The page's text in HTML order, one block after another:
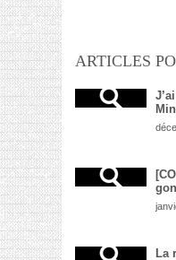
ARTICLES
La